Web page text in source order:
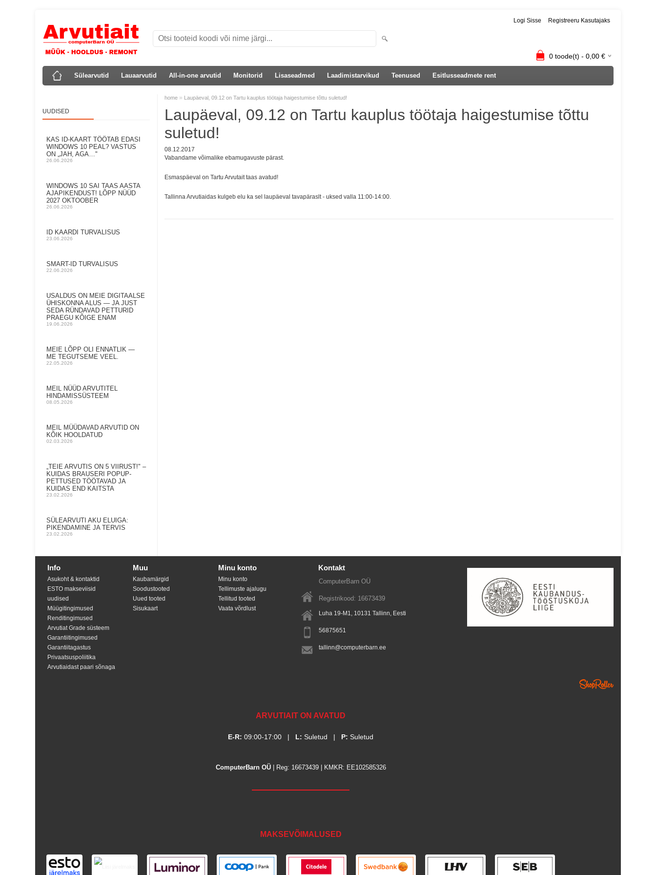
Logi Sisse Registreeru Kasutajaks
0 toode(t) - 0,00 €
Sülearvutid Lauaarvutid All-in-one arvutid Monitorid Lisaseadmed Laadimistarvikud Teenused Esitlusseadmete rent
UUDISED
KAS ID-KAART TÖÖTAB EDASI
WINDOWS 10 PEAL? VASTUS
ON „JAH, AGA…"
26.06.2026
WINDOWS 10 SAI TAAS AASTA
AJAPIKENDUST! LÕPP NÜÜD
2027 OKTOOBER
26.06.2026
ID KAARDI TURVALISUS
23.06.2026
SMART-ID TURVALISUS
22.06.2026
USALDUS ON MEIE DIGITAALSE
ÜHISKONNA ALUS — JA JUST
SEDA RÜNDAVAD PETTURID
PRAEGU KÕIGE ENAM
19.06.2026
MEIE LÕPP OLI ENNATLIK —
ME TEGUTSEME VEEL.
22.05.2026
MEIL NÜÜD ARVUTITEL
HINDAMISSÜSTEEM
08.05.2026
MEIL MÜÜDAVAD ARVUTID ON
KÕIK HOOLDATUD
02.03.2026
„TEIE ARVUTIS ON 5 VIIRUST!" –
KUIDAS BRAUSERI POPUP-
PETTUSED TÖÖTAVAD JA
KUIDAS END KAITSTA
23.02.2026
SÜLEARVUTI AKU ELUIGA:
PIKENDAMINE JA TERVIS
23.02.2026
home » Laupäeval, 09.12 on Tartu kauplus töötaja haigestumise tõttu suletud!
Laupäeval, 09.12 on Tartu kauplus töötaja haigestumise tõttu
suletud!
08.12.2017
Vabandame võimalike ebamugavuste pärast.
Esmaspäeval on Tartu Arvutait taas avatud!
Tallinna Arvutiaidas kulgeb elu ka sel laupäeval tavapäraslt - uksed valla 11:00-14:00.
Info
Asukoht & kontaktid
ESTO makseviisid
uudised
Müügitingimused
Renditingimused
Arvutiat Grade süsteem
Garantiitingimused
Garantiitagastus
Privaatsuspoliitika
Arvutiaidast paari sõnaga
Muu
Kaubamärgid
Soodustooted
Uued tooted
Sisukaart
Minu konto
Minu konto
Tellimuste ajalugu
Tellitud tooted
Vaata võrdlust
Kontakt
ComputerBarn OÜ
Registrikood: 16673439
Luha 19-M1, 10131 Tallinn, Eesti
56875651
tallinn@computerbarn.ee
ARVUTIAIT ON AVATUD
E-R: 09:00-17:00 | L: Suletud | P: Suletud
ComputerBarn OÜ| Reg: 16673439 | KMKR: EE102585326
MAKSEVÕIMALUSED